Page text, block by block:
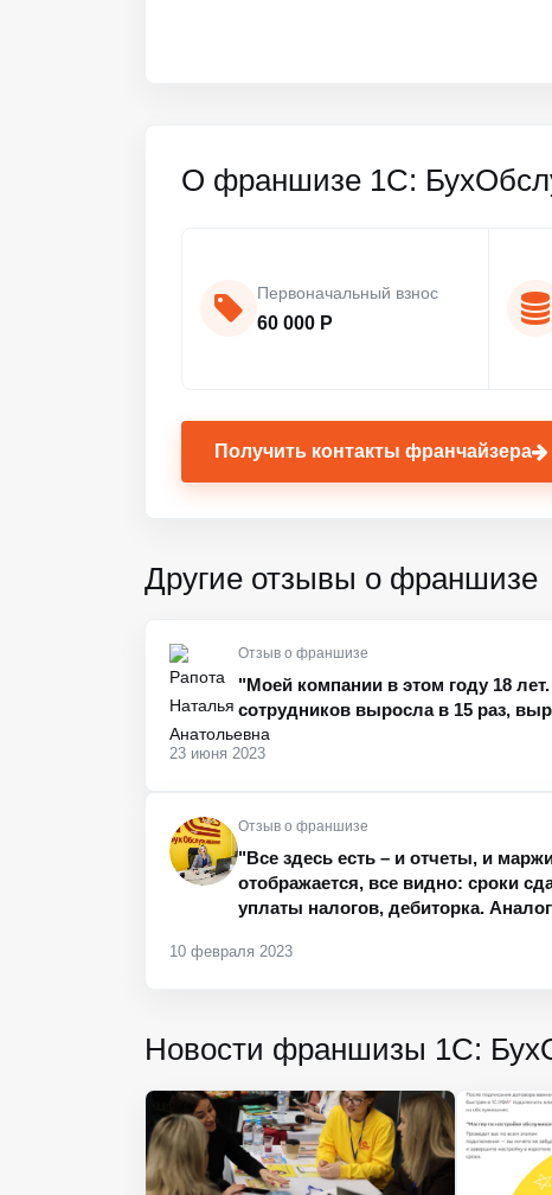
О франшизе 1С:
Первоначальный взнос
60 000 Р
Получить контакты франчайзера
Другие отзывы о франшизе
Отзыв о франшизе
"Моей компании в этом году 18
сотрудников выросла в 15 раз,
23 июня 2023
Отзыв о франшизе
"Все здесь есть – и отчеты, и
отображается, все видно: сроки
уплаты налогов, дебиторка.
10 февраля 2023
Новости франшизы 1С: